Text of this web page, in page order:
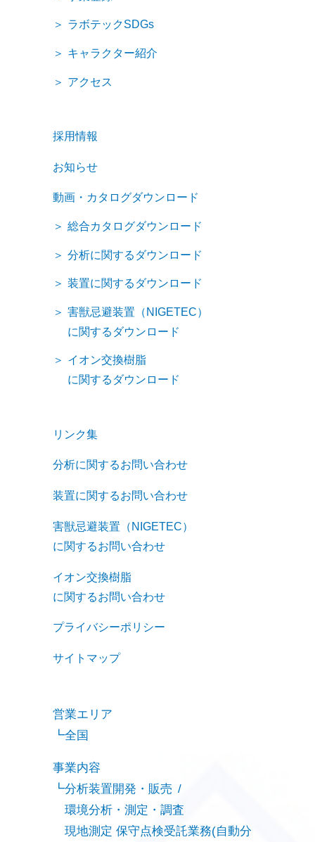
ラボテックSDGs
キャラクター紹介
アクセス
採用情報
お知らせ
動画・カタログダウンロード
総合カタログダウンロード
分析に関するダウンロード
装置に関するダウンロード
害獣忌避装置（NIGETEC）
に関するダウンロード
イオン交換樹脂
に関するダウンロード
リンク集
分析に関するお問い合わせ
装置に関するお問い合わせ
害獣忌避装置（NIGETEC）
に関するお問い合わせ
イオン交換樹脂
に関するお問い合わせ
プライバシーポリシー
サイトマップ
営業エリア
全国
事業内容
分析装置開発・販売
環境分析・測定・調査
現地測定 保守点検受託業務(自動分